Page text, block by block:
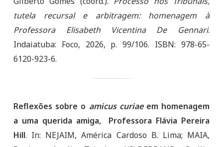
tutela recursal e arbitragem: homenagem à
Professora Elisabeth Vicentina De Gennari.
Indaiatuba: Foco, 2026, p. 99/106. ISBN: 978-65-
6120-923-6.
Reflexões sobre o amicus curiae em homenagem
a uma querida amiga, Professora Flávia Pereira
Hill. In: NEJAIM, América Cardoso B. Lima; MAIA,